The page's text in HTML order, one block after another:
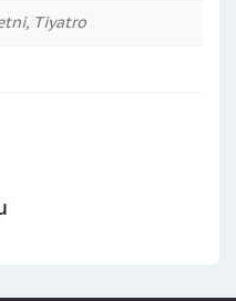
Tiyatro